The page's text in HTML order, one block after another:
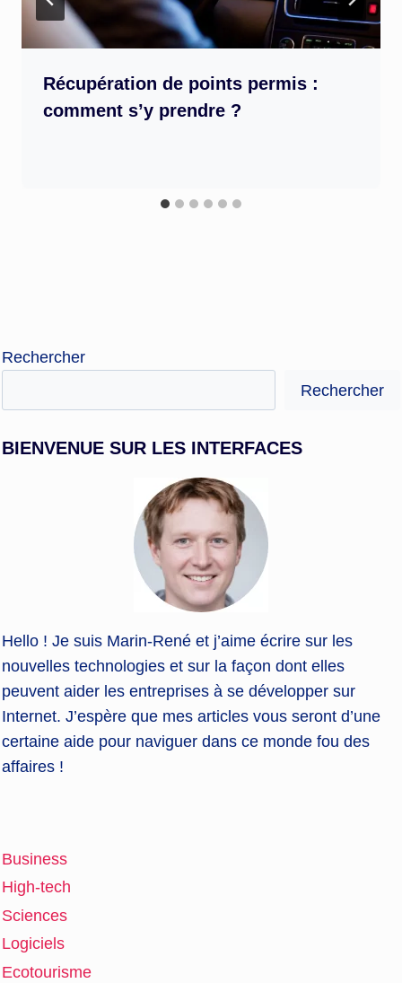
Récupération de points permis :
comment s’y prendre ?
Rechercher
Rechercher
BIENVENUE SUR LES INTERFACES
Hello ! Je suis Marin-René et j’aime écrire sur les
nouvelles technologies et sur la façon dont elles
peuvent aider les entreprises à se développer sur
Internet. J’espère que mes articles vous seront d’une
certaine aide pour naviguer dans ce monde fou des
affaires !
Business
High-tech
Sciences
Logiciels
Ecotourisme